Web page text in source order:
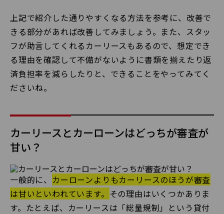
上記で紹介した通りやすくなる方法を参考に、改善で
きる部分があれば改善してみましょう。また、スタッ
フが助言してくれるカーリースもあるので、想定でき
る理由を確認して不備がないように書類を揃えたり返
済負担率を減らしたりと、できることをやってみてく
ださいね。
カーリースとカーローンはどっちが審査が
甘い？
一般的に、 カーローンよりもカーリースのほうが審査
は甘いといわれています。 その理由はいくつかありま
す。たとえば、カーリースは「総量規制」という貸付